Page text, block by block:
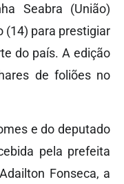
Seabra (União)
(14) para prestigiar
do país. A edição
de foliões no
e do deputado
pela prefeita
Fonseca, a